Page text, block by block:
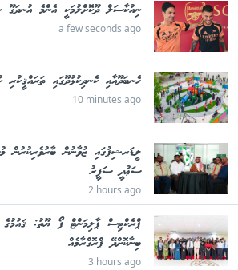
ނިއުކާސަލް ދޫކޮށްލުމަކީ އެންމެ
a few seconds ago
ހެނބަދޫއާއި ކެނދިކުޅުދޫގައި ތަރައްޤީކުރި
10 minutes ago
ލީޑަރޝިޕުގައި ޒުވާނުން ބާރުވެރިކުރުން
ސަޢުދީ ސަފީރު
2 hours ago
ޕްރެކްޓިސް ޕާލިމަންޓް ފޯ ޔޫތު:
ބިނާކޮށްދޭ ޕްރޮގްރާމެއް
3 hours ago